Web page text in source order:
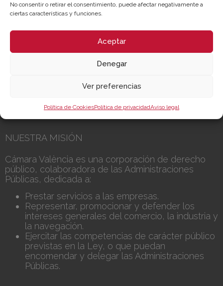
No consentir o retirar el consentimiento, puede afectar negativamente a
ciertas características y funciones.
Aceptar
Denegar
Ver preferencias
Política de CookiesPolítica de privacidadAviso legal
Perfil del contratante
Canal de Denuncia
NUESTRA MISIÓN
Cámara València es una corporación de derecho
público, colaboradora de las Administraciones
Públicas, dedicada a:
Prestar servicios a las empresas.
Representar, promocionar y defender los
intereses generales del comercio, la industria y
la navegación.
Ejercitar las competencias de carácter público
previstas en la Ley, o que puedan
encomendar y delegar las Administraciones
Públicas.